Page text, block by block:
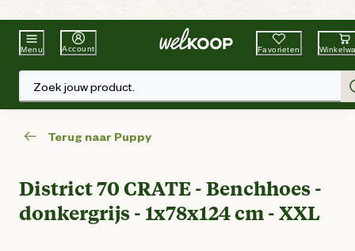
Beste WinkelketenTuin & Dier
Menu Account Favorieten
Zoek jouw product.
Terug naar Puppy
District 70 CRATE - Benchhoes -
donkergrijs - 1x78x124 cm - XXL